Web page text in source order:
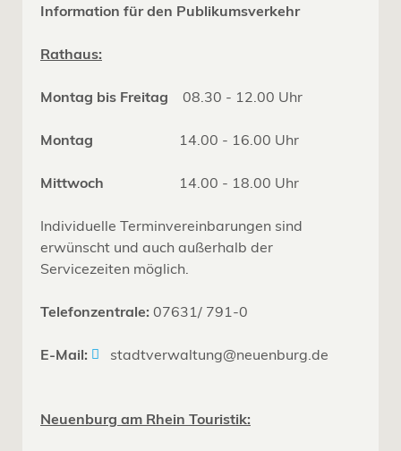
Information für den Publikumsverkehr
Rathaus:
Montag bis Freitag 08.30 - 12.00 Uhr
Montag 14.00 - 16.00 Uhr
Mittwoch 14.00 - 18.00 Uhr
Individuelle Terminvereinbarungen sind
erwünscht und auch außerhalb der
Servicezeiten möglich.
Telefonzentrale: 07631/ 791-0
E-Mail: stadtverwaltung@neuenburg.de
Neuenburg am Rhein Touristik: